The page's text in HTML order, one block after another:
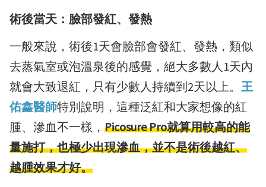
術後當天：臉部發紅、發熱
一般來說，術後1天會臉部會發紅、發熱，類似
去蒸氣室或泡溫泉後的感覺，絕大多數人1天內
就會大致退紅，只有少數人持續到2天以上。 王
佑鑫醫師特別說明，這種泛紅和大家想像的紅
腫、滲血不一樣， Picosure Pro就算用較高的能
量施打，也極少出現滲血，並不是術後越紅、
越腫效果才好。